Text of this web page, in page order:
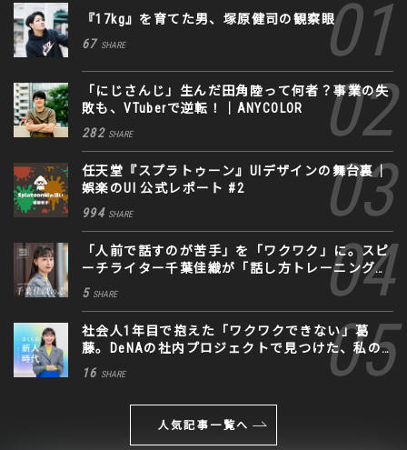
『17kg』を育てた男、塚原健司の観察眼
67 SHARE
「にじさんじ」生んだ田角陸って何者？事業の失
敗も、VTuberで逆転！｜ANYCOLOR
282 SHARE
任天堂『スプラトゥーン』UIデザインの舞台裏｜
娯楽のUI 公式レポート #2
994 SHARE
「人前で話すのが苦手」を「ワクワク」に。スピ
ーチライター千葉佳織が「話し方トレーニング」
に込めた思い
5 SHARE
社会人1年目で抱えた「ワクワクできない」葛
藤。DeNAの社内プロジェクトで見つけた、私の
生きる道
16 SHARE
人気記事一覧へ